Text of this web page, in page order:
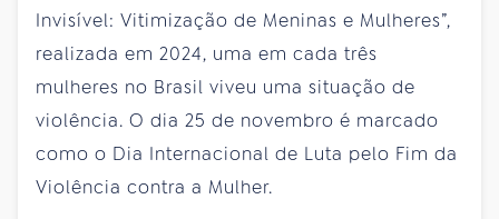
Invisível: Vitimização de Meninas e Mulheres”,
realizada em 2024, uma em cada três
mulheres no Brasil viveu uma situação de
violência. O dia 25 de novembro é marcado
como o Dia Internacional de Luta pelo Fim da
Violência contra a Mulher.